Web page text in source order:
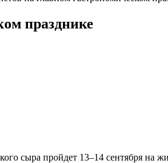
празднике
сыра пройдет 13–14 сентября на